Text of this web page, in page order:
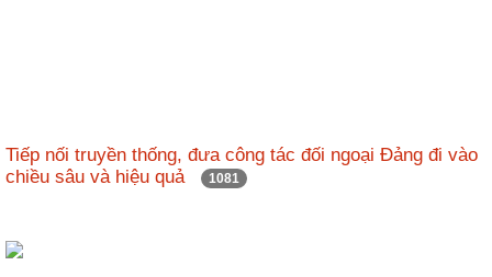
Tiếp nối truyền thống, đưa công tác đối ngoại Đảng đi vào
chiều sâu và hiệu quả
1081